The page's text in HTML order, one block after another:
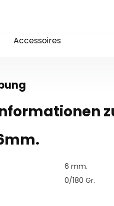
Accessoires
6 mm.
0/180 Gr.